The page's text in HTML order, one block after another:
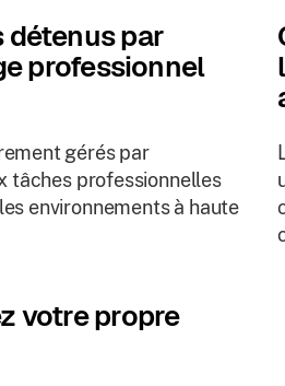
détenus par
professionnel
gérés par
tâches professionnelles
environnements à haute
votre propre